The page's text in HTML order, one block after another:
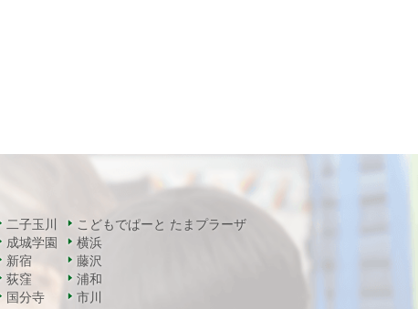
二子玉川
成城学園
新宿
荻窪
国分寺
こどもでぱーと たまプラーザ
横浜
藤沢
浦和
市川